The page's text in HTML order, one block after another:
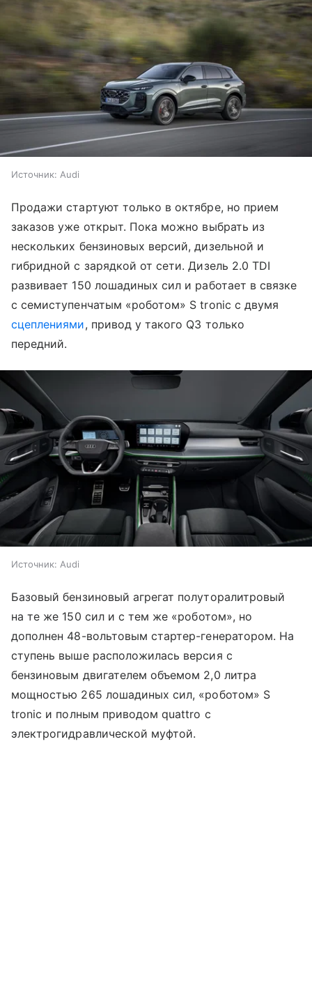
Источник: Audi
Продажи стартуют только в октябре, но прием
заказов уже открыт. Пока можно выбрать из
нескольких бензиновых версий, дизельной и
гибридной с зарядкой от сети. Дизель 2.0 TDI
развивает 150 лошадиных сил и работает в связке
с семиступенчатым «роботом» S tronic с двумя
сцеплениями, привод у такого Q3 только
передний.
Источник: Audi
Базовый бензиновый агрегат полуторалитровый
на те же 150 сил и с тем же «роботом», но
дополнен 48-вольтовым стартер-генератором. На
ступень выше расположилась версия с
бензиновым двигателем объемом 2,0 литра
мощностью 265 лошадиных сил, «роботом» S
tronic и полным приводом quattro с
электрогидравлической муфтой.